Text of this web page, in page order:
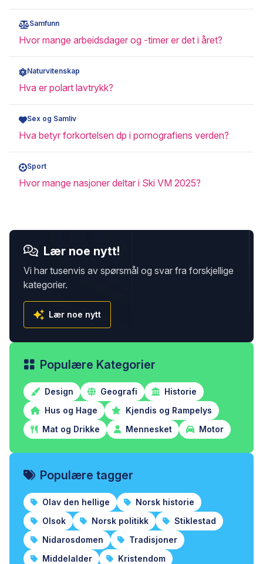
Samfunn
Hvor mange arbeidsdager og -timer er det i året?
Naturvitenskap
Hva er polart lavtrykk?
Sex og Samliv
Hva betyr forkortelsen dp i pornografiens verden?
Sport
Hvor mange nasjoner deltar i Ski VM 2025?
Lær noe nytt!
Vi har tusenvis av spørsmål og svar fra forskjellige
kategorier.
Lær noe nytt
Populære Kategorier
Design Geografi
Historie
Hus og Hage
Kjendis og Rampelys
Mat og Drikke
Mennesket Motor
Populære tagger
Olav den hellige
Norsk historie
Olsok
Norsk politikk
Stiklestad
Nidarosdomen
Tradisjoner
Middelalder
Kristendom